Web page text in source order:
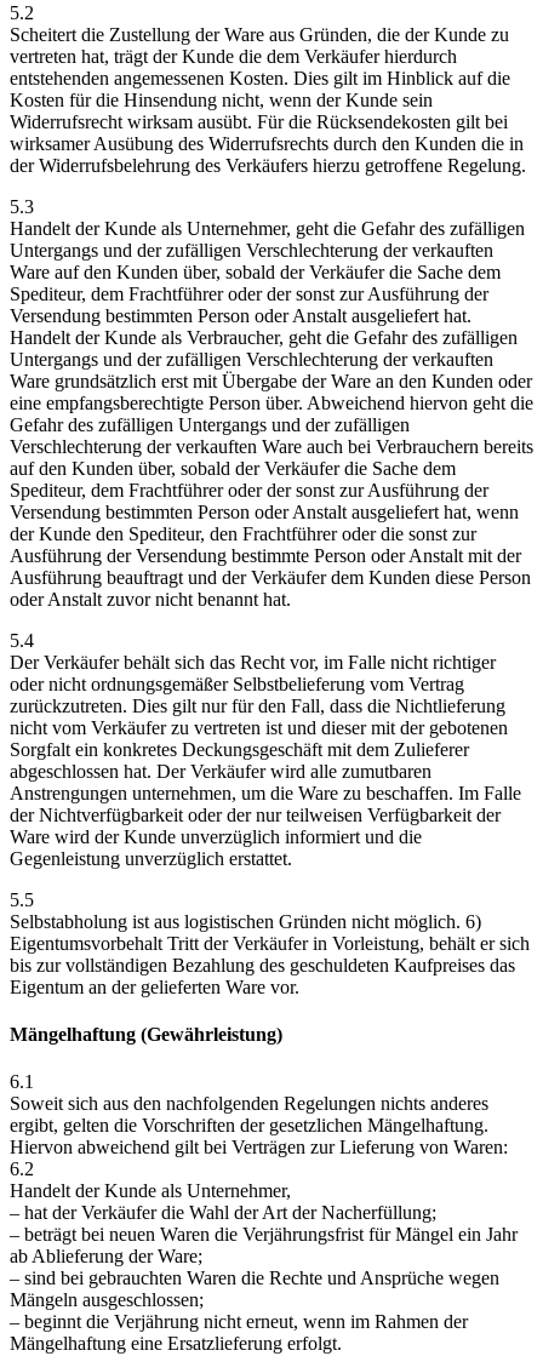
5.2
Scheitert die Zustellung der Ware aus Gründen, die der Kunde zu
vertreten hat, trägt der Kunde die dem Verkäufer hierdurch
entstehenden angemessenen Kosten. Dies gilt im Hinblick auf die
Kosten für die Hinsendung nicht, wenn der Kunde sein
Widerrufsrecht wirksam ausübt. Für die Rücksendekosten gilt bei
wirksamer Ausübung des Widerrufsrechts durch den Kunden die in
der Widerrufsbelehrung des Verkäufers hierzu getroffene Regelung.
5.3
Handelt der Kunde als Unternehmer, geht die Gefahr des zufälligen
Untergangs und der zufälligen Verschlechterung der verkauften
Ware auf den Kunden über, sobald der Verkäufer die Sache dem
Spediteur, dem Frachtführer oder der sonst zur Ausführung der
Versendung bestimmten Person oder Anstalt ausgeliefert hat.
Handelt der Kunde als Verbraucher, geht die Gefahr des zufälligen
Untergangs und der zufälligen Verschlechterung der verkauften
Ware grundsätzlich erst mit Übergabe der Ware an den Kunden oder
eine empfangsberechtigte Person über. Abweichend hiervon geht die
Gefahr des zufälligen Untergangs und der zufälligen
Verschlechterung der verkauften Ware auch bei Verbrauchern bereits
auf den Kunden über, sobald der Verkäufer die Sache dem
Spediteur, dem Frachtführer oder der sonst zur Ausführung der
Versendung bestimmten Person oder Anstalt ausgeliefert hat, wenn
der Kunde den Spediteur, den Frachtführer oder die sonst zur
Ausführung der Versendung bestimmte Person oder Anstalt mit der
Ausführung beauftragt und der Verkäufer dem Kunden diese Person
oder Anstalt zuvor nicht benannt hat.
5.4
Der Verkäufer behält sich das Recht vor, im Falle nicht richtiger
oder nicht ordnungsgemäßer Selbstbelieferung vom Vertrag
zurückzutreten. Dies gilt nur für den Fall, dass die Nichtlieferung
nicht vom Verkäufer zu vertreten ist und dieser mit der gebotenen
Sorgfalt ein konkretes Deckungsgeschäft mit dem Zulieferer
abgeschlossen hat. Der Verkäufer wird alle zumutbaren
Anstrengungen unternehmen, um die Ware zu beschaffen. Im Falle
der Nichtverfügbarkeit oder der nur teilweisen Verfügbarkeit der
Ware wird der Kunde unverzüglich informiert und die
Gegenleistung unverzüglich erstattet.
5.5
Selbstabholung ist aus logistischen Gründen nicht möglich. 6)
Eigentumsvorbehalt Tritt der Verkäufer in Vorleistung, behält er sich
bis zur vollständigen Bezahlung des geschuldeten Kaufpreises das
Eigentum an der gelieferten Ware vor.
Mängelhaftung (Gewährleistung)
6.1
Soweit sich aus den nachfolgenden Regelungen nichts anderes
ergibt, gelten die Vorschriften der gesetzlichen Mängelhaftung.
Hiervon abweichend gilt bei Verträgen zur Lieferung von Waren:
6.2
Handelt der Kunde als Unternehmer,
– hat der Verkäufer die Wahl der Art der Nacherfüllung;
– beträgt bei neuen Waren die Verjährungsfrist für Mängel ein Jahr
ab Ablieferung der Ware;
– sind bei gebrauchten Waren die Rechte und Ansprüche wegen
Mängeln ausgeschlossen;
– beginnt die Verjährung nicht erneut, wenn im Rahmen der
Mängelhaftung eine Ersatzlieferung erfolgt.